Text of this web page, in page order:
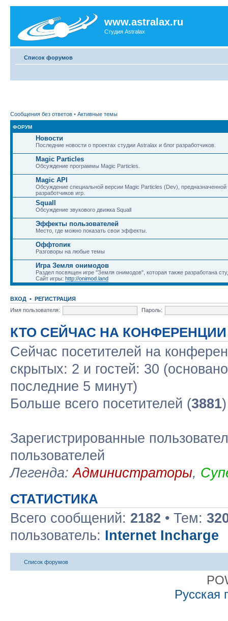
www.astralax.ru
Студия Astralax
Список форумов
Сообщения без ответов • Активные темы
ФОРУМ
Новости
Последние новости о проектах студии Astralax и блог разработчиков.
Magic Particles
Обсуждение программы Magic Particles.
Magic API
Обсуждение специальной версии Magic Particles (Dev), предназначенной
разработчиков игр.
Squall
Обсуждение звукового движка Squall
Эффекты пользователей
Место, где можно показать свои эффекты.
Оффтопик
Разговоры на любые темы
Игра Земля онимодов
Раздел посвящен игре "Земля онимодов", которая также разработана
Сайт игры: http://onimod.land
ВХОД • РЕГИСТРАЦИЯ
Имя пользователя:
Пароль:
КТО СЕЙЧАС НА КОНФЕРЕНЦИИ
Сейчас посетителей на
скрытых: 2 и гостей: 30
последние 5 минут)
Больше всего посетителей (3881
Зарегистрированные
пользователей
Легенда:Администраторы,
СТАТИСТИКА
Всего сообщений: 2182 • Тем:
пользователь: Internet Incharge
Список форумов
Русская